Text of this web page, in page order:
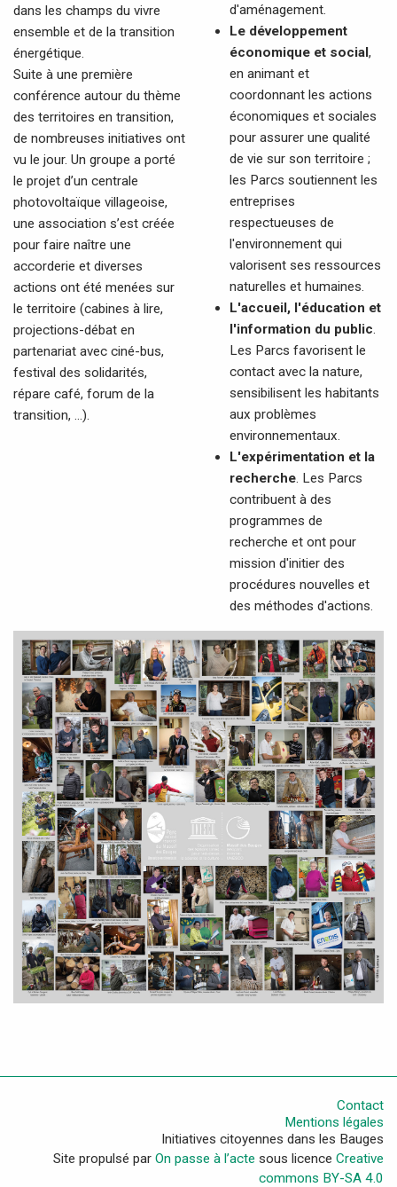
dans les champs du vivre
ensemble et de la transition
énergétique.
Suite à une première
conférence autour du thème
des territoires en transition,
de nombreuses initiatives ont
vu le jour. Un groupe a porté
le projet d’un centrale
photovoltaïque villageoise,
une association s’est créée
pour faire naître une
accorderie et diverses
actions ont été menées sur
le territoire (cabines à lire,
projections-débat en
partenariat avec ciné-bus,
festival des solidarités,
répare café, forum de la
transition, ...).
d'aménagement.
Le développement
économique et social,
en animant et
coordonnant les actions
économiques et sociales
pour assurer une qualité
de vie sur son territoire ;
les Parcs soutiennent les
entreprises
respectueuses de
l'environnement qui
valorisent ses ressources
naturelles et humaines.
L'accueil, l'éducation et
l'information du public.
Les Parcs favorisent le
contact avec la nature,
sensibilisent les habitants
aux problèmes
environnementaux.
L'expérimentation et la
recherche. Les Parcs
contribuent à des
programmes de
recherche et ont pour
mission d'initier des
procédures nouvelles et
des méthodes d'actions.
Contact
Mentions légales
Initiatives citoyennes dans les Bauges
Site propulsé par On passe à l’acte sous licence Creative
commons BY-SA 4.0